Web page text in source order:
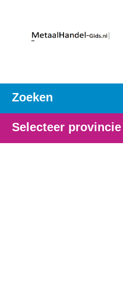
Zoeken
Selecteer provincie